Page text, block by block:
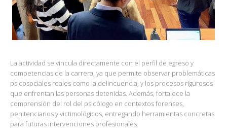
La actividad se vincula directamente con el perfil de egreso y
competencias de la carrera, ya que permite observar problemáticas
psicosociales reales como la delincuencia, y los procesos rigurosos
que enfrentan las personas detenidas. Además, fortalece la
comprensión del rol del psicólogo en contextos forenses,
penitenciarios y victimológicos, entregando herramientas concretas
para futuras intervenciones profesionales.